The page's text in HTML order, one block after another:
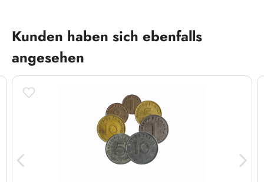
Produktgalerie überspringen
Kunden haben sich ebenfalls
angesehen